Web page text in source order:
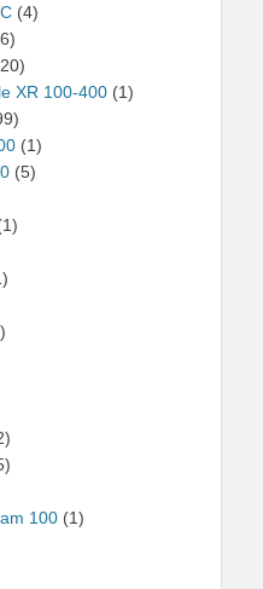
(4)
XR 100-400 (1)
(1)
(5)
100 (1)